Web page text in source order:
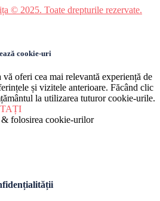
© 2025. Toate drepturile rezervate.
cookie-uri
oferi cea mai relevantă experiență de
și vizitele anterioare. Făcând clic
la utilizarea tuturor cookie-urile.
folosirea cookie-urilor